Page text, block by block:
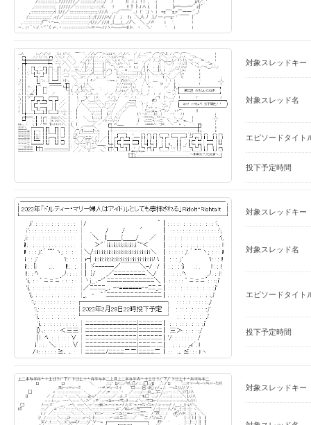
対象スレッドキー
対象スレッド名
エピソードタイト
投下予定時間
対象スレッドキー
対象スレッド名
エピソードタイト
投下予定時間
対象スレッドキー